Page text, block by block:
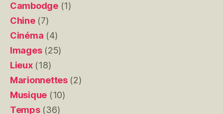
Cambodge(1)
Chine(7)
Cinéma (4)
Images(25)
Lieux(18)
Marionnettes(2)
Musique (10)
Temps(36)